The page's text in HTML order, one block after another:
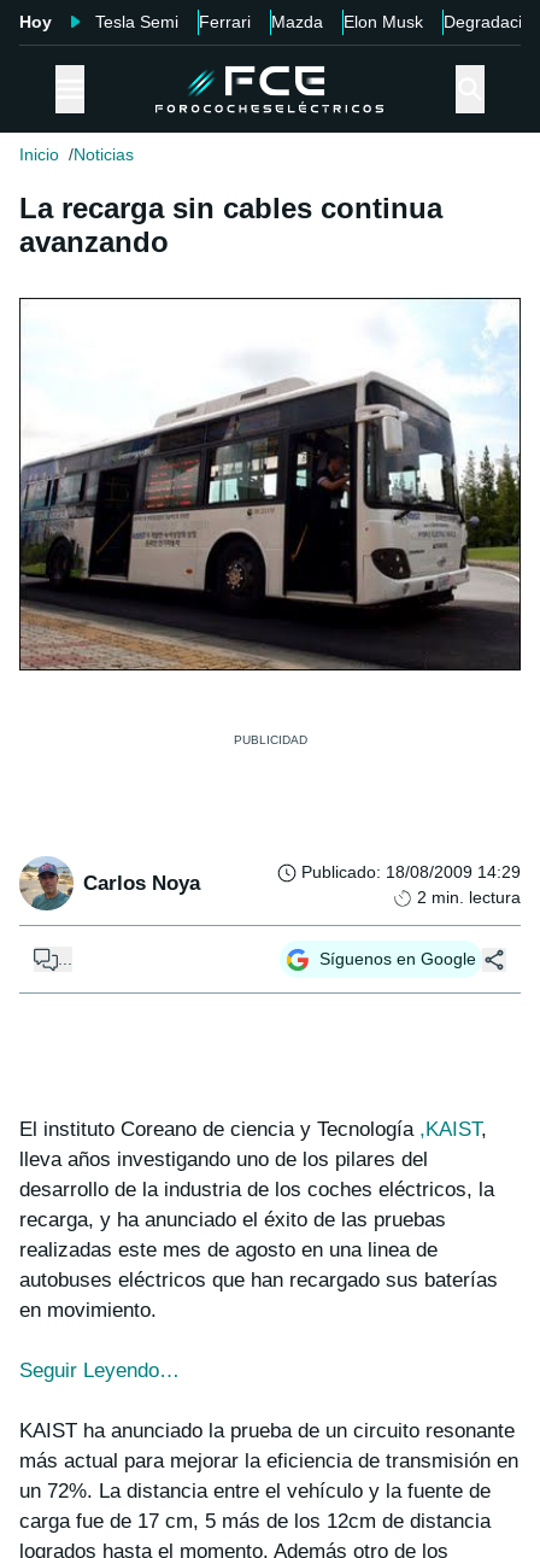
Hoy Tesla Semi Ferrari Mazda Elon Musk Degradación
Inicio Noticias
La recarga sin cables continua
avanzando
Carlos Noya Publicado: 18/08/2009 14:29
2 min. lectura
Síguenos en Google
El instituto Coreano de ciencia y Tecnología ,KAIST,
lleva años investigando uno de los pilares del
desarrollo de la industria de los coches eléctricos, la
recarga, y ha anunciado el éxito de las pruebas
realizadas este mes de agosto en una linea de
autobuses eléctricos que han recargado sus baterías
en movimiento.
Seguir Leyendo…
KAIST ha anunciado la prueba de un circuito resonante
más actual para mejorar la eficiencia de transmisión en
un 72%. La distancia entre el vehículo y la fuente de
carga fue de 17 cm, 5 más de los 12cm de distancia
logrados hasta el momento. Además otro de los